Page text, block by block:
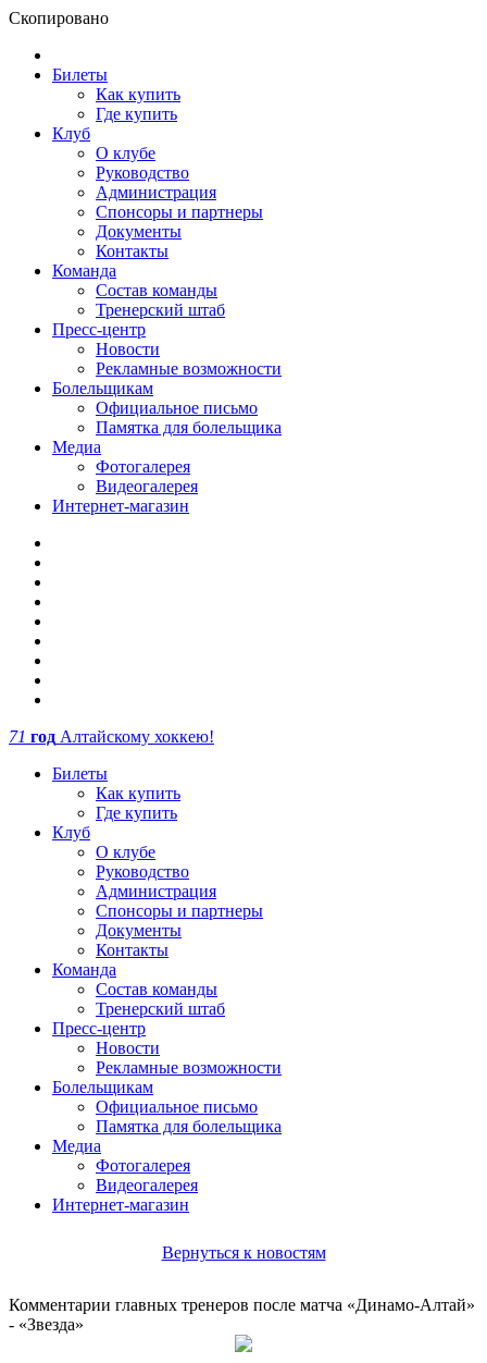
Скопировано
Билеты
Как купить
Где купить
Клуб
О клубе
Руководство
Администрация
Спонсоры и партнеры
Документы
Контакты
Команда
Состав команды
Тренерский штаб
Пресс-центр
Новости
Рекламные возможности
Болельщикам
Официальное письмо
Памятка для болельщика
Медиа
Фотогалерея
Видеогалерея
Интернет-магазин
71 год Алтайскому хоккею!
Билеты
Как купить
Где купить
Клуб
О клубе
Руководство
Администрация
Спонсоры и партнеры
Документы
Контакты
Команда
Состав команды
Тренерский штаб
Пресс-центр
Новости
Рекламные возможности
Болельщикам
Официальное письмо
Памятка для болельщика
Медиа
Фотогалерея
Видеогалерея
Интернет-магазин
Вернуться к новостям
Комментарии главных тренеров после матча «Динамо-Алтай»
- «Звезда»